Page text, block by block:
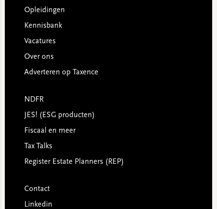
Opleidingen
Kennisbank
Vacatures
Over ons
Adverteren op Taxence
NDFR
JES! (ESG producten)
Fiscaal en meer
Tax Talks
Register Estate Planners (REP)
Contact
Linkedin